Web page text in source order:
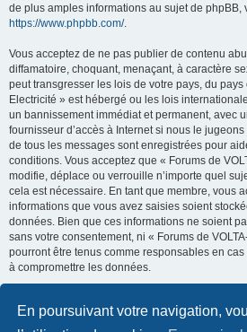
En poursuivant votre navigation,
de plus amples informations au sujet de phpBB,
https://www.phpbb.com/.
Vous acceptez de ne pas publier de contenu
diffamatoire, choquant, menaçant, à caractère
peut transgresser les lois de votre pays, du pays
Electricité » est hébergé ou les lois
un bannissement immédiat et permanent, avec
fournisseur d’accès à Internet si nous le
de tous les messages sont enregistrées pour
conditions. Vous acceptez que « Forums de
modifie, déplace ou verrouille n’importe quel
cela est nécessaire. En tant que membre, vous
informations que vous avez saisies soient
données. Bien que ces informations ne soient
sans votre consentement, ni « Forums de
pourront être tenus comme responsables en
à compromettre les données.